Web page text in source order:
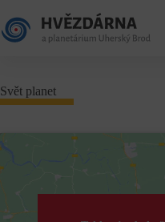
to
content
Svět planet